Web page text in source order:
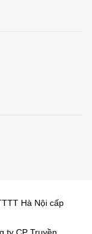
Hà Nội cấp